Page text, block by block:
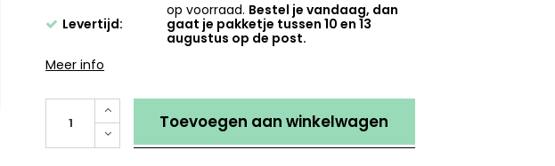
Levertijd:
op voorraad. Bestel je vandaag, dan
gaat je pakketje tussen 10 en 13
augustus op de post.
Meer info
Toevoegen aan winkelwagen